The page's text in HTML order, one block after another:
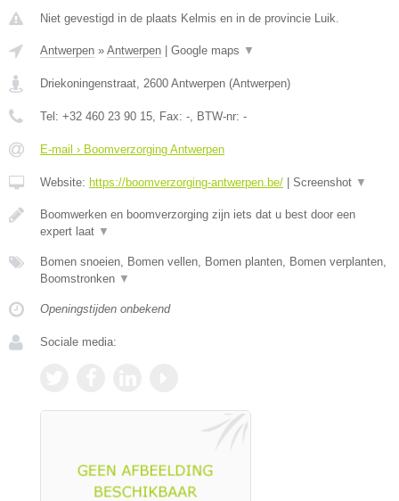
Niet gevestigd in de plaats Kelmis en in de provincie Luik.
Antwerpen » Antwerpen Google maps ▼
Driekoningenstraat, 2600 Antwerpen (Antwerpen)
Tel: +32 460 23 90 15, Fax: -, BTW-nr: -
E-mail › Boomverzorging Antwerpen
Website: https://boomverzorging-antwerpen.be/ Screenshot ▼
Boomwerken en boomverzorging zijn iets dat u best door een
expert laat ▼
Bomen snoeien, Bomen vellen, Bomen planten, Bomen verplanten,
Boomstronken ▼
Openingstijden onbekend
Sociale media: